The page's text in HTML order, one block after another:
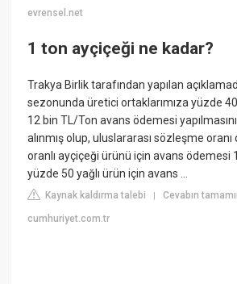
evrensel.net
1 ton ayçiçeği ne kadar?
Trakya Birlik tarafından yapılan
sezonunda üretici ortaklarımıza yüzde
12 bin TL/Ton avans ödemesi
alınmış olup, uluslararası sözleşme
oranlı ayçiçeği ürünü için avans ödemesi
yüzde 50 yağlı ürün için avans ...
Kaynak kaldırma talebi |Cevabın
cumhuriyet.com.tr